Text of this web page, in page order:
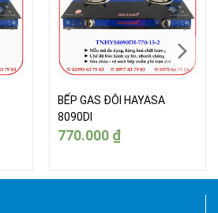
BẾP GAS ĐÔI HAYASA
8090DI
770.000 ₫